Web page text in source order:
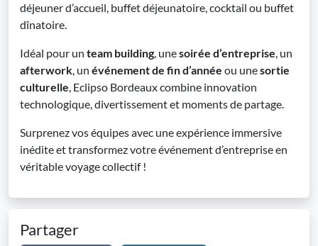
déjeuner d’accueil, buffet déjeunatoire, cocktail ou buffet
dînatoire.
Idéal pour un team building, unesoirée d’entreprise, un
afterwork, un événement de fin d’année ou unesortie
culturelle, Eclipso Bordeaux combine innovation
technologique, divertissement et moments de partage.
Surprenez vos équipes avec une expérience immersive
inédite et transformez votre événement d’entreprise en
véritable voyage collectif !
Partager